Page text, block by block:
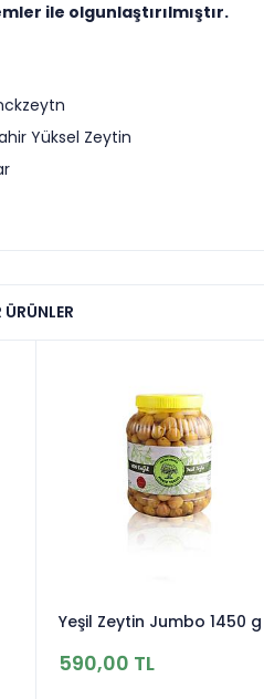
ile olgunlaştırılmıştır.
Yüksel Zeytin
Yeşil Zeytin Jumbo 1450 g
590,00 TL